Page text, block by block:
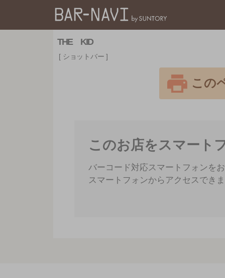
THE KID
ショットバー
この
このお店をスマート
バーコード対応スマートフォンを
スマートフォンからアクセスでき